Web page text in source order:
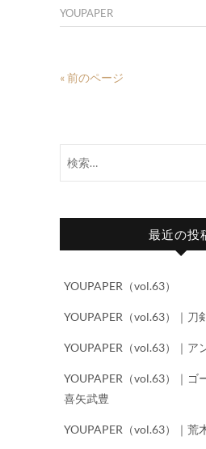
YOUPAPER
« 前のページ
最近の投
YOUPAPER（vol.63）
YOUPAPER（vol.63）｜刀
YOUPAPER（vol.63）｜ア
YOUPAPER（vol.63）｜ゴ
喜矢武豊
YOUPAPER（vol.63）｜荒